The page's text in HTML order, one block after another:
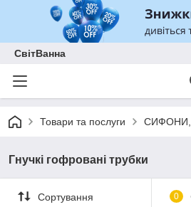
СвітВанна
Товари та послуги СИФОНИ,
Гнучкі гофровані трубки
Сортування 0